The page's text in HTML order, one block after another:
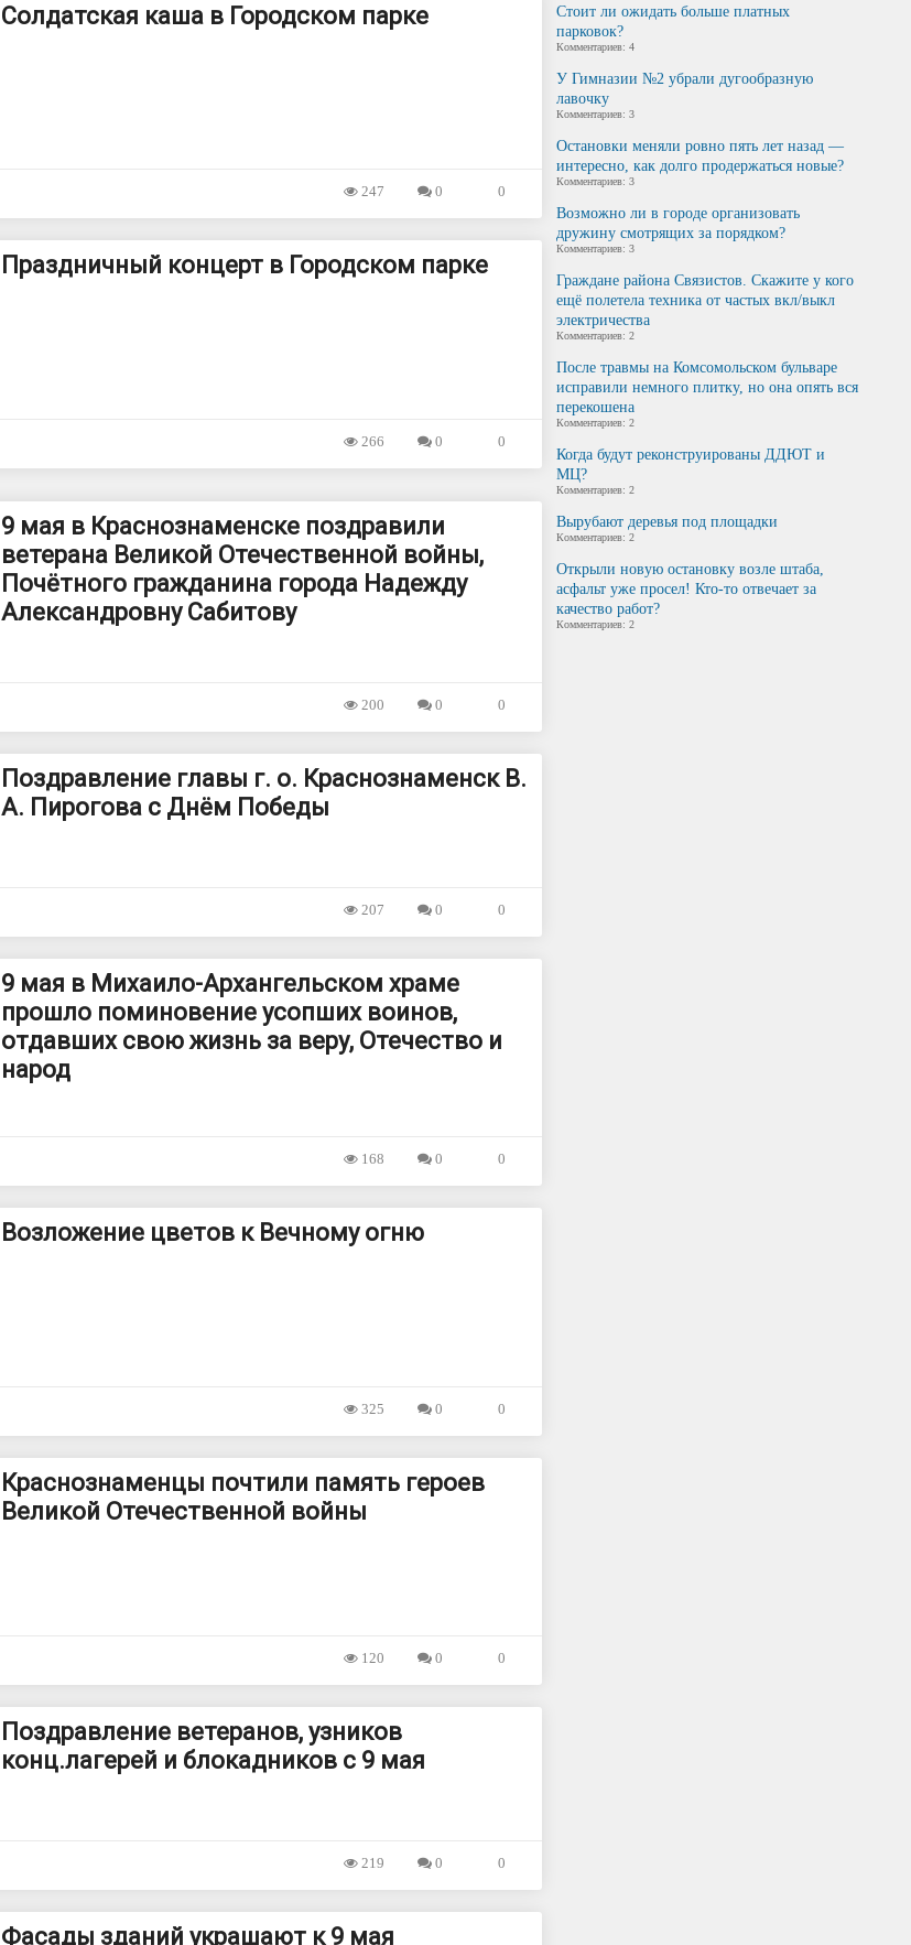
Солдатская каша в Городском парке
0
0
247
Праздничный концерт в Городском парке
0
0
266
9 мая в Краснознаменске поздравили
ветерана Великой Отечественной войны,
Почётного гражданина города Надежду
Александровну Сабитову
0
0
200
Поздравление главы г. о. Краснознаменск В.
А. Пирогова с Днём Победы
0
0
207
9 мая в Михаило-Архангельском храме
прошло поминовение усопших воинов,
отдавших свою жизнь за веру, Отечество и
народ
0
0
168
Возложение цветов к Вечному огню
0
0
325
Краснознаменцы почтили память героев
Великой Отечественной войны
0
0
120
Поздравление ветеранов, узников
конц.лагерей и блокадников с 9 мая
0
0
219
Фасады зданий украшают к 9 мая
Стоит ли ожидать больше платных
парковок?
Комментариев: 4
У Гимназии №2 убрали дугообразную
лавочку
Комментариев: 3
Остановки меняли ровно пять лет назад —
интересно, как долго продержаться новые?
Комментариев: 3
Возможно ли в городе организовать
дружину смотрящих за порядком?
Комментариев: 3
Граждане района Связистов. Скажите у кого
ещё полетела техника от частых вкл/выкл
электричества
Комментариев: 2
После травмы на Комсомольском бульваре
исправили немного плитку, но она опять вся
перекошена
Комментариев: 2
Когда будут реконструированы ДДЮТ и
МЦ?
Комментариев: 2
Вырубают деревья под площадки
Комментариев: 2
Открыли новую остановку возле штаба,
асфальт уже просел! Кто-то отвечает за
качество работ?
Комментариев: 2